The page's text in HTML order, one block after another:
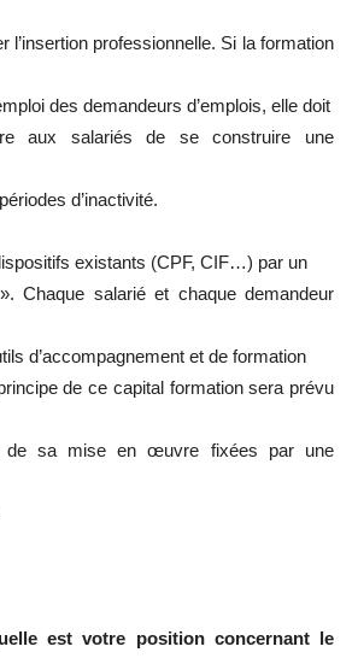
l’insertion professionnelle. Si la formation
des demandeurs d’emplois, elle doit
aux salariés de se construire une
d’inactivité.
existants (CPF, CIF…) par un
Chaque salarié et chaque demandeur
d’accompagnement et de formation
de ce capital formation sera prévu
de sa mise en œuvre fixées par une
est votre position concernant le